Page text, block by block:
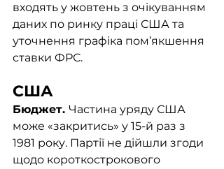
входять у жовтень з очікуванням
даних по ринку праці США та
уточнення графіка пом’якшення
ставки ФРС.
США
Бюджет. Частина уряду США
може «закритись» у 15-й раз з
1981 року. Партії не дійшли згоди
щодо короткострокового